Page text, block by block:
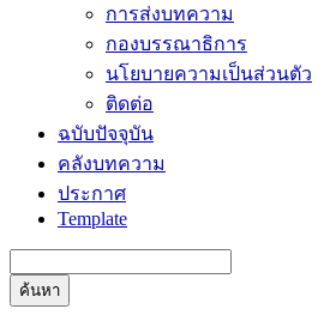
การส่งบทความ
กองบรรณาธิการ
นโยบายความเป็นส่วนตัว
ติดต่อ
ฉบับปัจจุบัน
คลังบทความ
ประกาศ
Template
ค้นหา